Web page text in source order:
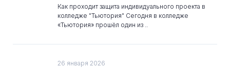
Как проходит защита индивидуального проекта в
колледже "Тьютория" Сегодня в колледже
«Тьютория» прошёл один из ..
26 января 2026